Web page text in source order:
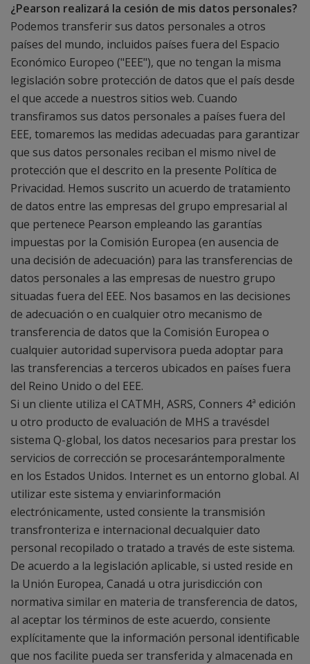
¿Pearson realizará la cesión de mis datos personales?
Podemos transferir sus datos personales a otros
países del mundo, incluidos países fuera del Espacio
Económico Europeo ("EEE"), que no tengan la misma
legislación sobre protección de datos que el país desde
el que accede a nuestros sitios web. Cuando
transfiramos sus datos personales a países fuera del
EEE, tomaremos las medidas adecuadas para garantizar
que sus datos personales reciban el mismo nivel de
protección que el descrito en la presente Política de
Privacidad. Hemos suscrito un acuerdo de tratamiento
de datos entre las empresas del grupo empresarial al
que pertenece Pearson empleando las garantías
impuestas por la Comisión Europea (en ausencia de
una decisión de adecuación) para las transferencias de
datos personales a las empresas de nuestro grupo
situadas fuera del EEE. Nos basamos en las decisiones
de adecuación o en cualquier otro mecanismo de
transferencia de datos que la Comisión Europea o
cualquier autoridad supervisora pueda adoptar para
las transferencias a terceros ubicados en países fuera
del Reino Unido o del EEE.
Si un cliente utiliza el CATMH, ASRS, Conners 4ª edición
u otro producto de evaluación de MHS a travésdel
sistema Q-global, los datos necesarios para prestar los
servicios de corrección se procesarántemporalmente
en los Estados Unidos. Internet es un entorno global. Al
utilizar este sistema y enviarinformación
electrónicamente, usted consiente la transmisión
transfronteriza e internacional decualquier dato
personal recopilado o tratado a través de este sistema.
De acuerdo a la legislación aplicable, si usted reside en
la Unión Europea, Canadá u otra jurisdicción con
normativa similar en materia de transferencia de datos,
al aceptar los términos de este acuerdo, consiente
explícitamente que la información personal identificable
que nos facilite pueda ser transferida y almacenada en